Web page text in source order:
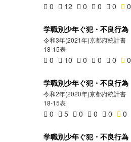
0 12 0 0 0 0
学職別少年ぐ犯・不良行為
令和3年(2021年)京都府統計書
18-15表
0 10 0 0 0 0
学職別少年ぐ犯・不良行為
令和2年(2020年)京都府統計書
18-15表
0 5 0 0 0 0
学職別少年ぐ犯・不良行為